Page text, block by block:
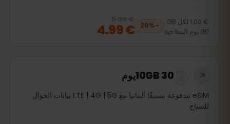
€ 1.00 لكل GB
30 يوم الصلاحية
−
20%
20% off, was
€ 4.99 € 5.99
€ 4.99
10GB 30يوم
eSIM مدفوعة مسبقًا ألمانيا مع LTE | 4G | 5G بيانات الجوال
للسياح